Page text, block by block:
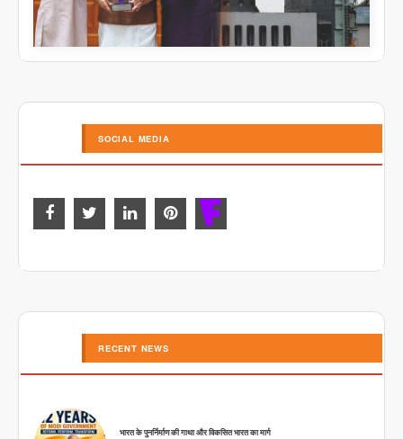
SOCIAL MEDIA
RECENT NEWS
भारत के पुनर्निर्माण की गाथा और विकसित भारत का मार्ग